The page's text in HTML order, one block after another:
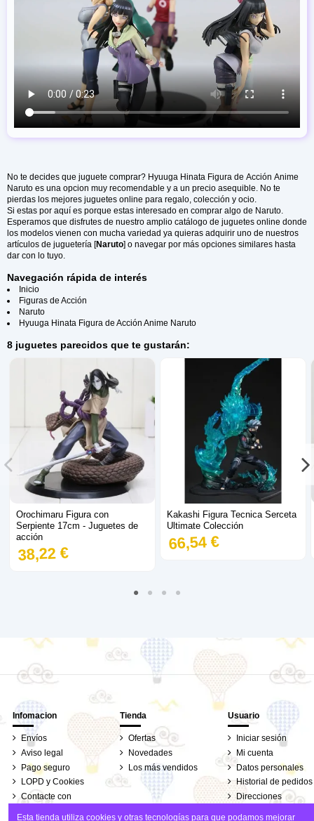
No te decides que juguete comprar? Hyuuga Hinata Figura de Acción Anime
Naruto es una opcion muy recomendable y a un precio asequible. No te
pierdas los mejores juguetes online para regalo, colección y ocio.
Si estas por aquí es porque estas interesado en comprar algo de Naruto.
Esperamos que disfrutes de nuestro amplio catálogo de juguetes online donde
los modelos vienen con mucha variedad ya quieras adquirir uno de nuestros
artículos de juguetería [Naruto] o navegar por más opciones similares hasta
dar con lo tuyo.
Navegación rápida de interés
Inicio
Figuras de Acción
Naruto
Hyuuga Hinata Figura de Acción Anime Naruto
8 juguetes parecidos que te gustarán:
Orochimaru Figura con
Serpiente 17cm - Juguetes de
acción
38,22 €
Kakashi Figura Tecnica Serceta
Ultimate Colección
66,54 €
Infomacion
Envíos
Aviso legal
Pago seguro
LOPD y Cookies
Contacte con
Tienda
Ofertas
Novedades
Los más vendidos
Usuario
Iniciar sesión
Mi cuenta
Datos personales
Historial de pedidos
Direcciones
Esta tienda utiliza cookies y otras tecnologías para que podamos mejorar